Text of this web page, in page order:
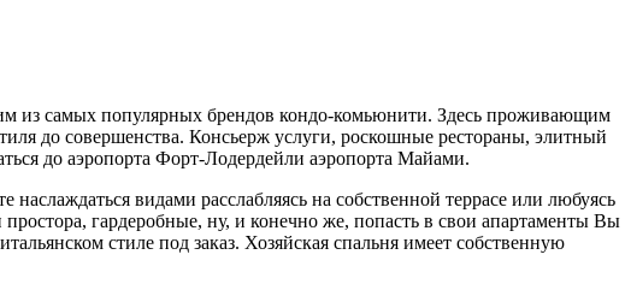
из самых популярных брендов кондо-комьюнити. Здесь проживающим
до совершенства. Консьерж услуги, роскошные рестораны, элитный
до аэропорта Форт-Лодердейли аэропорта Майами.
видами расслабляясь на собственной террасе или любуясь
гардеробные, ну, и конечно же, попасть в свои апартаменты Вы
стиле под заказ. Хозяйская спальня имеет собственную